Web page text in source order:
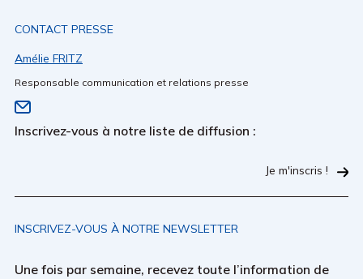
CONTACT PRESSE
Amélie FRITZ
Responsable communication et relations presse
Inscrivez-vous à notre liste de diffusion :
Je m'inscris !
INSCRIVEZ-VOUS À NOTRE NEWSLETTER
Une fois par semaine, recevez toute l’information de